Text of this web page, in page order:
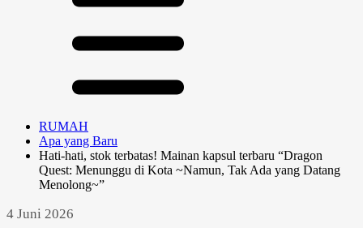
RUMAH
Apa yang Baru
Hati-hati, stok terbatas! Mainan kapsul terbaru “Dragon
Quest: Menunggu di Kota ~Namun, Tak Ada yang Datang
Menolong~”
4 Juni 2026